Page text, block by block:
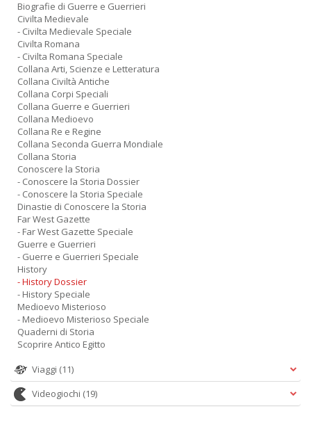
Biografie di Guerre e Guerrieri
Civilta Medievale
- Civilta Medievale Speciale
Civilta Romana
- Civilta Romana Speciale
Collana Arti, Scienze e Letteratura
Collana Civiltà Antiche
Collana Corpi Speciali
Collana Guerre e Guerrieri
Collana Medioevo
Collana Re e Regine
Collana Seconda Guerra Mondiale
Collana Storia
Conoscere la Storia
- Conoscere la Storia Dossier
- Conoscere la Storia Speciale
Dinastie di Conoscere la Storia
Far West Gazette
- Far West Gazette Speciale
Guerre e Guerrieri
- Guerre e Guerrieri Speciale
History
- History Dossier
- History Speciale
Medioevo Misterioso
- Medioevo Misterioso Speciale
Quaderni di Storia
Scoprire Antico Egitto
Viaggi (11)
Videogiochi (19)